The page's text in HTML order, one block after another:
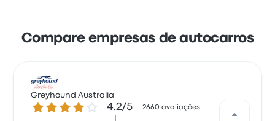
Compare empresas de autocarros
Greyhound Australia
4.2 de 5 estrelas 4.2/5 2660 avaliações